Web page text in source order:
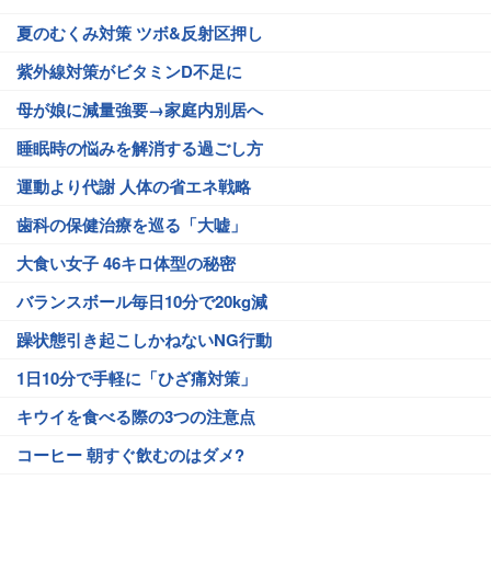
夏のむくみ対策 ツボ&反射区押し
紫外線対策がビタミンD不足に
母が娘に減量強要→家庭内別居へ
睡眠時の悩みを解消する過ごし方
運動より代謝 人体の省エネ戦略
歯科の保健治療を巡る「大嘘」
大食い女子 46キロ体型の秘密
バランスボール毎日10分で20kg減
躁状態引き起こしかねないNG行動
1日10分で手軽に「ひざ痛対策」
キウイを食べる際の3つの注意点
コーヒー 朝すぐ飲むのはダメ?